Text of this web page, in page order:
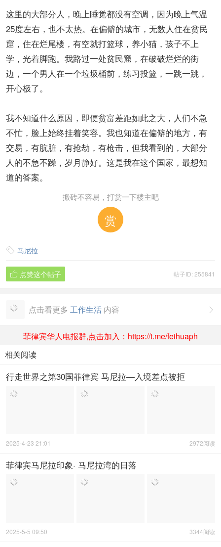
这里的大部分人，晚上睡觉都没有空调，因为晚上气温
25度左右，也不太热。在偏僻的城市，无数人住在贫民
窟，住在烂尾楼，有空就打篮球，养小猫，孩子不上
学，光着脚跑。我路过一处贫民窟，在破破烂烂的街
边，一个男人在一个垃圾桶前，练习投篮，一跳一跳，
开心极了。
我不知道什么原因，即便贫富差距如此之大，人们不急
不忙，脸上始终挂着笑容。我也知道在偏僻的地方，有
交易，有肮脏，有抢劫，有枪击，但我看到的，大部分
人的不急不躁，岁月静好。这是我在这个国家，最想知
道的答案。
搬砖不容易，打赏一下楼主吧
赏
 马尼拉
帖子ID: 255841
 点赞这个帖子

点击看更多 工作生活 内容
菲律宾华人电报群,点击加入：https://t.me/feihuaph
相关阅读
行走世界之第30国菲律宾 马尼拉—入境差点被拒
2972阅读
2025-4-23 21:01
菲律宾马尼拉印象· 马尼拉湾的日落
3344阅读
2025-5-5 09:50